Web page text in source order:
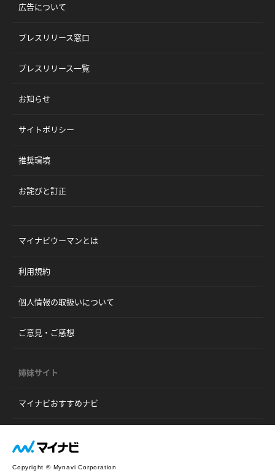
広告について
プレスリリース窓口
プレスリリース一覧
お知らせ
サイトポリシー
推奨環境
お詫びと訂正
マイナビウーマンとは
利用規約
個人情報の取扱いについて
ご意見・ご感想
姉妹サイト
マイナビおすすめナビ
Copyright © Mynavi Corporation